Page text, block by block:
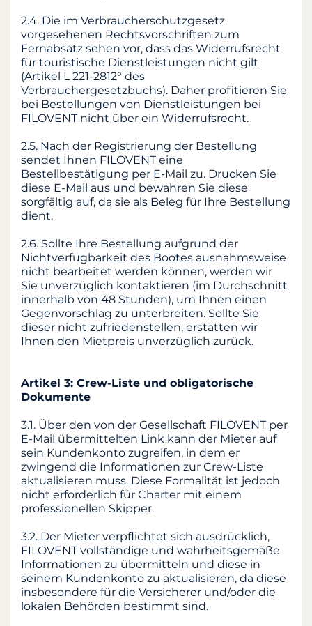
2.4. Die im Verbraucherschutzgesetz
vorgesehenen Rechtsvorschriften zum
Fernabsatz sehen vor, dass das Widerrufsrecht
für touristische Dienstleistungen nicht gilt
(Artikel L 221-2812° des
Verbrauchergesetzbuchs). Daher profitieren Sie
bei Bestellungen von Dienstleistungen bei
FILOVENT nicht über ein Widerrufsrecht.
2.5. Nach der Registrierung der Bestellung
sendet Ihnen FILOVENT eine
Bestellbestätigung per E-Mail zu. Drucken Sie
diese E-Mail aus und bewahren Sie diese
sorgfältig auf, da sie als Beleg für Ihre Bestellung
dient.
2.6. Sollte Ihre Bestellung aufgrund der
Nichtverfügbarkeit des Bootes ausnahmsweise
nicht bearbeitet werden können, werden wir
Sie unverzüglich kontaktieren (im Durchschnitt
innerhalb von 48 Stunden), um Ihnen einen
Gegenvorschlag zu unterbreiten. Sollte Sie
dieser nicht zufriedenstellen, erstatten wir
Ihnen den Mietpreis unverzüglich zurück.
Artikel 3: Crew-Liste und obligatorische
Dokumente
3.1. Über den von der Gesellschaft FILOVENT per
E-Mail übermittelten Link kann der Mieter auf
sein Kundenkonto zugreifen, in dem er
zwingend die Informationen zur Crew-Liste
aktualisieren muss. Diese Formalität ist jedoch
nicht erforderlich für Charter mit einem
professionellen Skipper.
3.2. Der Mieter verpflichtet sich ausdrücklich,
FILOVENT vollständige und wahrheitsgemäße
Informationen zu übermitteln und diese in
seinem Kundenkonto zu aktualisieren, da diese
insbesondere für die Versicherer und/oder die
lokalen Behörden bestimmt sind.